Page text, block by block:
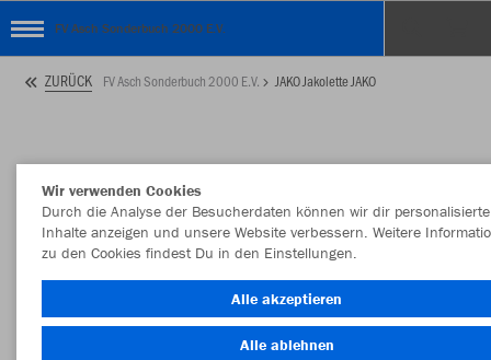
FV Asch Sonderbuch 2000 E.V.
ZURÜCK FV Asch Sonderbuch 2000 E.V. JAKO Jakolette JAKO
Wir verwenden Cookies
Durch die Analyse der Besucherdaten können wir dir personalisierte
Inhalte anzeigen und unsere Website verbessern. Weitere
zu den Cookies findest Du in den Einstellungen.
Alle akzeptieren
Alle ablehnen